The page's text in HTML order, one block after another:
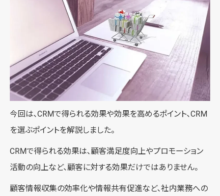
今回は、CRMで得られる効果や効果を高めるポイント、CRM
を選ぶポイントを解説しました。
CRMで得られる効果は、顧客満足度向上やプロモーション
活動の向上など、顧客に対する効果だけではありません。
顧客情報収集の効率化や情報共有促進など、社内業務への